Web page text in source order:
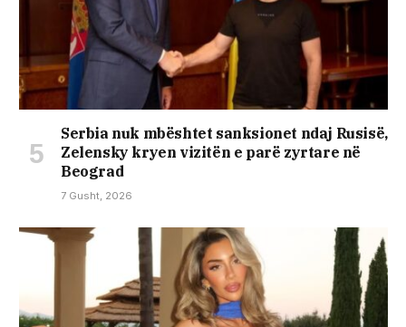
Serbia nuk mbështet sanksionet ndaj Rusisë,
Zelensky kryen vizitën e parë zyrtare në
Beograd
7 Gusht, 2026